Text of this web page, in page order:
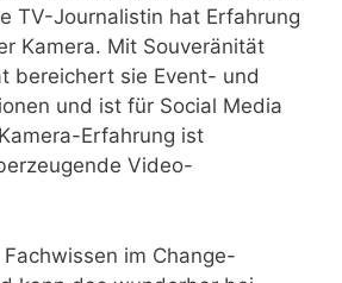
TV-Journalistin hat Erfahrung
Kamera. Mit Souveränität
bereichert sie Event- und
und ist für Social Media
Erfahrung ist
Video-
im Change-